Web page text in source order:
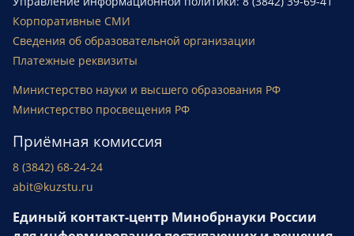
Корпоративные СМИ
Сведения об образовательной организации
Платежные реквизиты
Министерство науки и высшего образования РФ
Министерство просвещения РФ
Приёмная комиссия
8 (3842) 68-24-24
abit@kuzstu.ru
Единый контакт-центр Минобрнауки России